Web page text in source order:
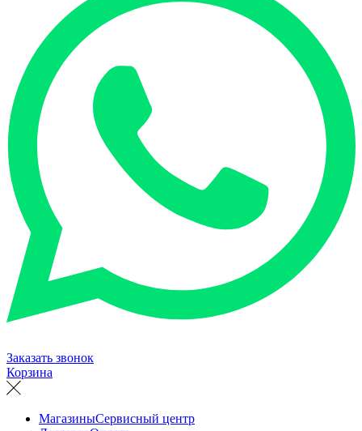
Заказать звонок
Корзина
МагазиныСервисный центр